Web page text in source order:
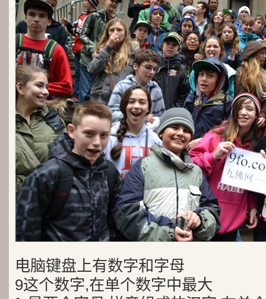
电脑键盘上有数字和字母
9这个数字,在单个数字中最大